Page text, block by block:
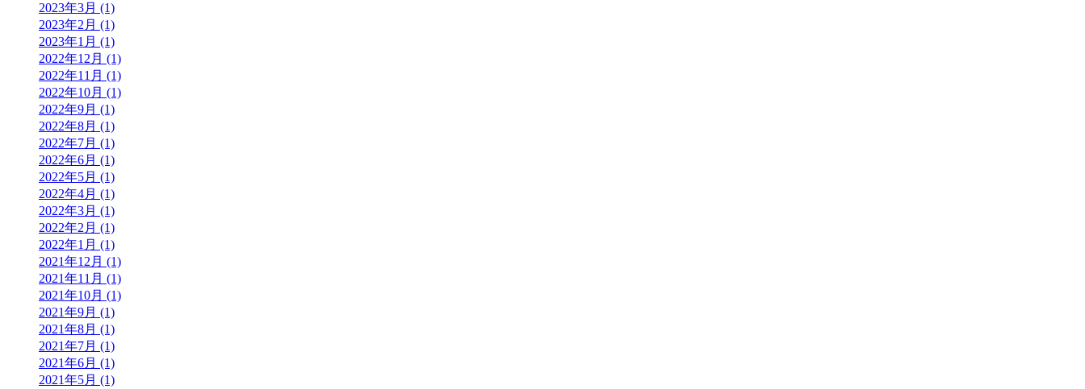
2023年3月 (1)
2023年2月 (1)
2023年1月 (1)
2022年12月 (1)
2022年11月 (1)
2022年10月 (1)
2022年9月 (1)
2022年8月 (1)
2022年7月 (1)
2022年6月 (1)
2022年5月 (1)
2022年4月 (1)
2022年3月 (1)
2022年2月 (1)
2022年1月 (1)
2021年12月 (1)
2021年11月 (1)
2021年10月 (1)
2021年9月 (1)
2021年8月 (1)
2021年7月 (1)
2021年6月 (1)
2021年5月 (1)